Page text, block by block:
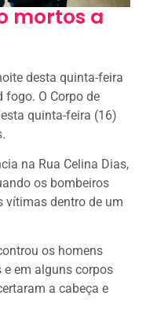
mortos a
desta quinta-feira
fogo. O Corpo de
quinta-feira (16)
na Rua Celina Dias,
os bombeiros
vítimas dentro de um
os homens
em alguns corpos
a cabeça e